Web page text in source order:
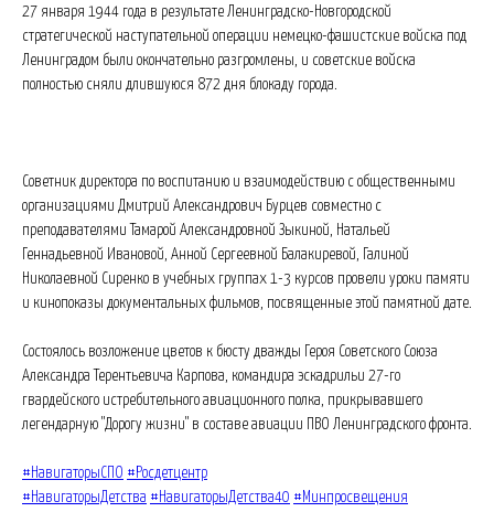
27 января 1944 года в результате Ленинградско-Новгородской
стратегической наступательной операции немецко-фашистские войска под
Ленинградом были окончательно разгромлены, и советские войска
полностью сняли длившуюся 872 дня блокаду города.
Советник директора по воспитанию и взаимодействию с общественными
организациями Дмитрий Александрович Бурцев совместно с
преподавателями Тамарой Александровной Зыкиной, Натальей
Геннадьевной Ивановой, Анной Сергеевной Балакиревой, Галиной
Николаевной Сиренко в учебных группах 1-3 курсов провели уроки памяти
и кинопоказы документальных фильмов, посвященные этой памятной дате.
Состоялось возложение цветов к бюсту дважды Героя Советского Союза
Александра Терентьевича Карпова, командира эскадрильи 27-го
гвардейского истребительного авиационного полка, прикрывавшего
легендарную "Дорогу жизни" в составе авиации ПВО Ленинградского фронта.
#НавигаторыСПО #Росдетцентр
#НавигаторыДетства #НавигаторыДетства40 #Минпросвещения